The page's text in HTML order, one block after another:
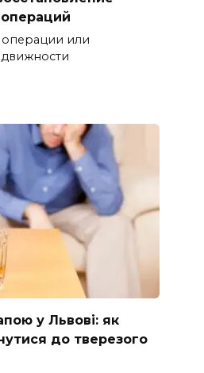
или
у Львові: як
до тверезого